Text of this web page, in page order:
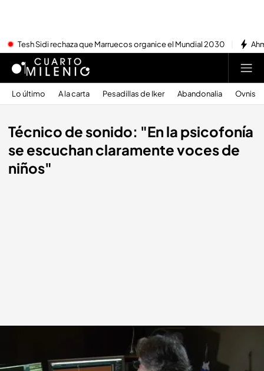
Tesh Sidi rechaza que Marruecos organice el Mundial 2030
Lo último A la carta Pesadillas de Iker Abandonalia Ovnis
Técnico de sonido: "En la psicofonía
se escuchan claramente voces de
niños"
06 MAR 2017 - 01:54h.